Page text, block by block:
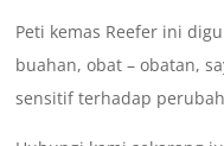
Peti kemas Reefer ini
buahan, obat – obatan,
sensitif terhadap